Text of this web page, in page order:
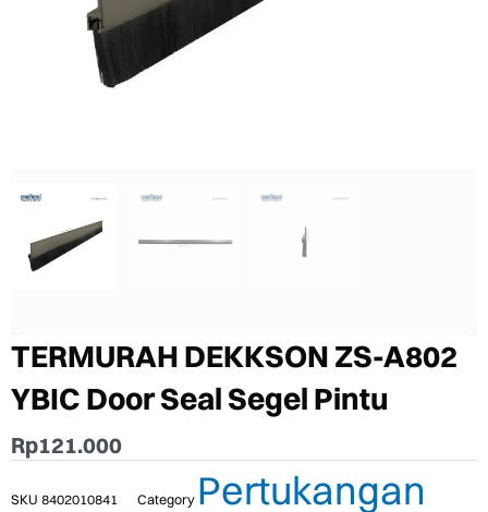
TERMURAH DEKKSON ZS-A802
YBIC Door Seal Segel Pintu
Rp121.000
SKU 8402010841 Category Pertukangan